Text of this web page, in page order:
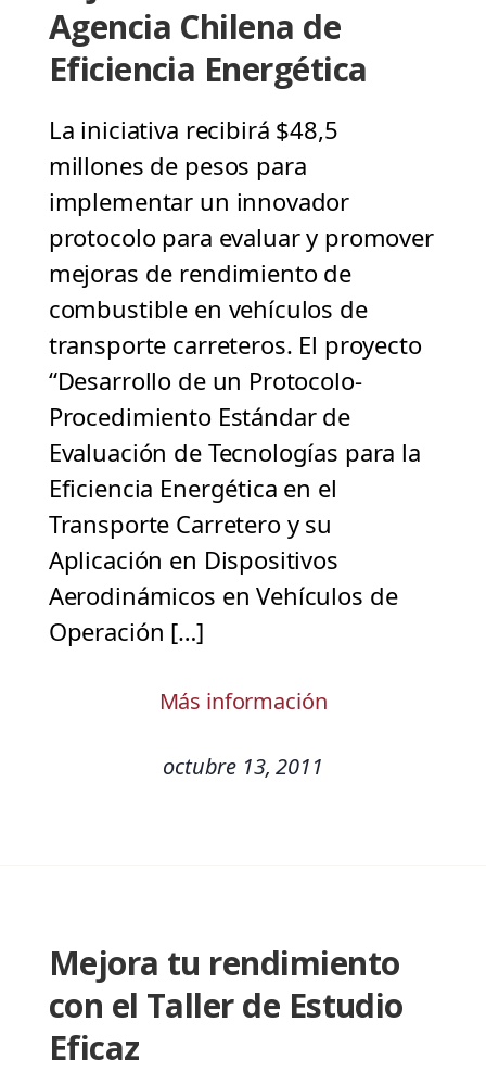
Agencia Chilena de
Eficiencia Energética
La iniciativa recibirá $48,5
millones de pesos para
implementar un innovador
protocolo para evaluar y promover
mejoras de rendimiento de
combustible en vehículos de
transporte carreteros. El proyecto
“Desarrollo de un Protocolo-
Procedimiento Estándar de
Evaluación de Tecnologías para la
Eficiencia Energética en el
Transporte Carretero y su
Aplicación en Dispositivos
Aerodinámicos en Vehículos de
Operación […]
Más información
octubre 13, 2011
Mejora tu rendimiento
con el Taller de Estudio
Eficaz